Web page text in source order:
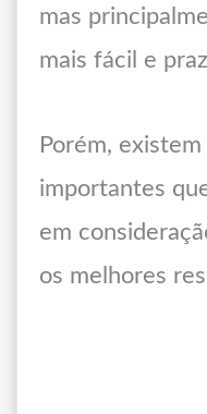
mas
mais fácil e
Porém,
importantes
em
os melhores